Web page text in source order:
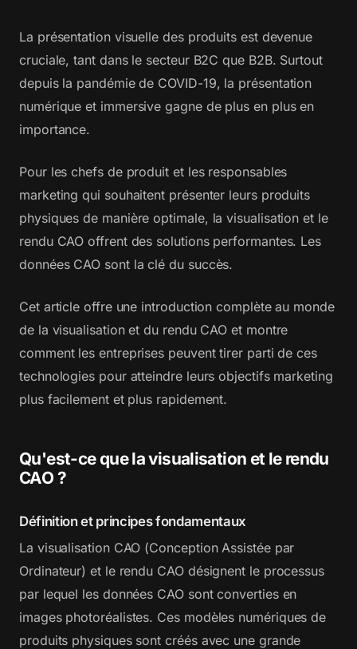
La présentation visuelle des produits est devenue
cruciale, tant dans le secteur B2C que B2B. Surtout
depuis la pandémie de COVID-19, la présentation
numérique et immersive gagne de plus en plus en
importance.
Pour les chefs de produit et les responsables
marketing qui souhaitent présenter leurs produits
physiques de manière optimale, la visualisation et le
rendu CAO offrent des solutions performantes. Les
données CAO sont la clé du succès.
Cet article offre une introduction complète au monde
de la visualisation et du rendu CAO et montre
comment les entreprises peuvent tirer parti de ces
technologies pour atteindre leurs objectifs marketing
plus facilement et plus rapidement.
Qu'est-ce que la visualisation et le rendu
CAO ?
Définition et principes fondamentaux
La visualisation CAO (Conception Assistée par
Ordinateur) et le rendu CAO désignent le processus
par lequel les données CAO sont converties en
images photoréalistes. Ces modèles numériques de
produits physiques sont créés avec une grande